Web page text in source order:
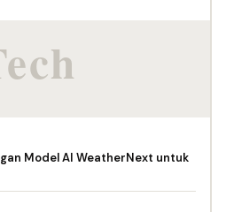
Model AI WeatherNext untuk